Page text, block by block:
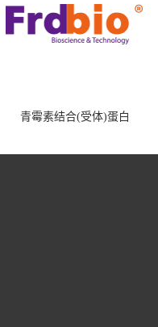
青霉素结合(受体)蛋白